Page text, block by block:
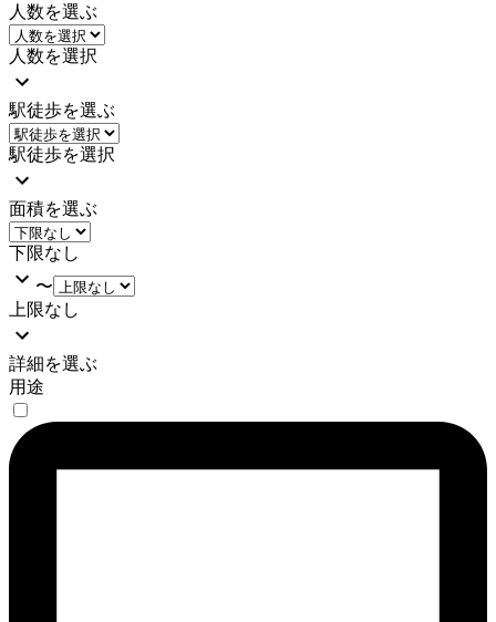
人数を選ぶ
人数を選択
駅徒歩を選ぶ
駅徒歩を選択
面積を選ぶ
下限なし
〜
上限なし
詳細を選ぶ
用途